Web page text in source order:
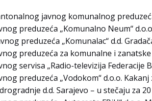
javnog komunalnog preduzeća
preduzeća „Komunalno Neum“
preduzeća „Komunalac“ d.d.
preduzeća za komunalne i zanatske
servisa „Radio-televizija Federacije
preduzeća „Vodokom“ d.o.o. Kakanj
d.d. Sarajevo – u stečaju za